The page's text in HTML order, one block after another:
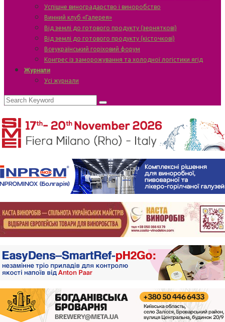
Успішне виноградарство і виноробство
Винний клуб «Галерея»
Від землі до готового продукту (зерняткові)
Від землі до готового продукту (кісточкові)
Всеукраїнський горіховий форум
Конгрес із заморожування та холодної логістики ягід
Журнали
Усі журнали